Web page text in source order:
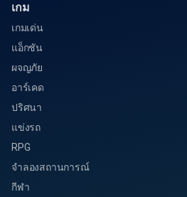
เกม
เกมเด่น
แอ็กชัน
ผจญภัย
อาร์เคด
ปริศนา
แข่งรถ
RPG
จำลองสถานการณ์
กีฬา